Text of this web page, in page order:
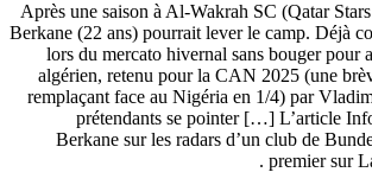
Après une saison à Al-Wakrah SC (Qatar
Berkane (22 ans) pourrait lever le camp. Déjà
lors du mercato hivernal sans bouger pour
algérien, retenu pour la CAN 2025 (une
remplaçant face au Nigéria en 1/4) par
prétendants se pointer […] L’article
Berkane sur les radars d’un club de
premier sur